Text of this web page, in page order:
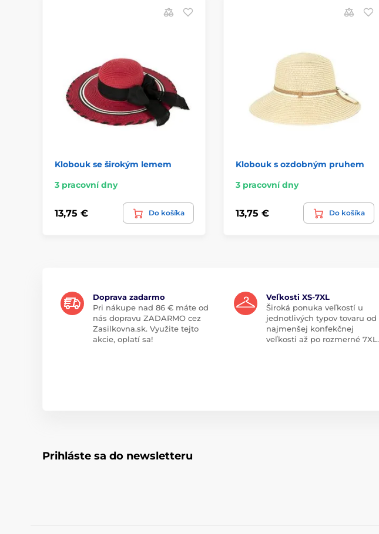
Klobouk se širokým lemem
3 pracovní dny
13,75 € Do košíka
Klobouk s ozdobným pruhem
3 pracovní dny
13,75 € Do košíka
Doprava zadarmo
Pri nákupe nad 86 € máte od
nás dopravu ZADARMO cez
Zasilkovna.sk. Využite tejto
akcie, oplatí sa!
Veľkosti XS-7XL
Široká ponuka veľkostí u
jednotlivých typov tovaru od
najmenšej konfekčnej
veľkosti až po rozmerné 7XL.
Prihláste sa do newsletteru